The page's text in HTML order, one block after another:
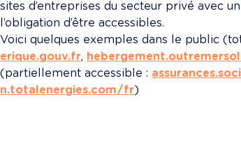
sites d’entreprises du secteur privé avec
l’obligation d’être accessibles.
Voici quelques exemples dans le public
erique.gouv.fr,
(partiellement accessible :
n.totalenergies.com/fr)